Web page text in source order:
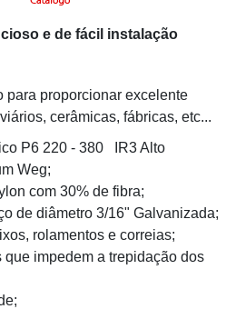
e de fácil instalação
para proporcionar excelente
cerâmicas, fábricas, etc...
P6 220 - 380 IR3 Alto
Weg;
com 30% de fibra;
de diâmetro 3/16" Galvanizada;
rolamentos e correias;
que impedem a trepidação dos